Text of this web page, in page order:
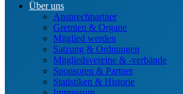
Über uns
Ansprechpartner
Gremien & Organe
Mitglied werden
Satzung & Ordnungen
Mitgliedsvereine & -verbände
Sponsoren & Partner
Statistiken & Historie